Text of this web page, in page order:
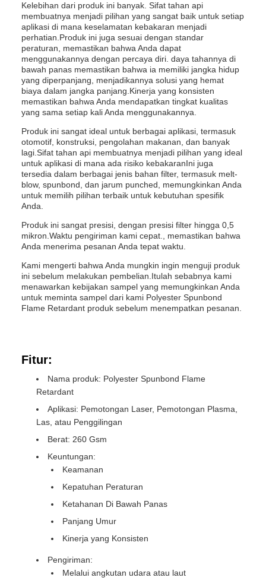
Kelebihan dari produk ini banyak. Sifat tahan api
membuatnya menjadi pilihan yang sangat baik untuk setiap
aplikasi di mana keselamatan kebakaran menjadi
perhatian.Produk ini juga sesuai dengan standar
peraturan, memastikan bahwa Anda dapat
menggunakannya dengan percaya diri. daya tahannya di
bawah panas memastikan bahwa ia memiliki jangka hidup
yang diperpanjang, menjadikannya solusi yang hemat
biaya dalam jangka panjang.Kinerja yang konsisten
memastikan bahwa Anda mendapatkan tingkat kualitas
yang sama setiap kali Anda menggunakannya.
Produk ini sangat ideal untuk berbagai aplikasi, termasuk
otomotif, konstruksi, pengolahan makanan, dan banyak
lagi.Sifat tahan api membuatnya menjadi pilihan yang ideal
untuk aplikasi di mana ada risiko kebakaranIni juga
tersedia dalam berbagai jenis bahan filter, termasuk melt-
blow, spunbond, dan jarum punched, memungkinkan Anda
untuk memilih pilihan terbaik untuk kebutuhan spesifik
Anda.
Produk ini sangat presisi, dengan presisi filter hingga 0,5
mikron.Waktu pengiriman kami cepat., memastikan bahwa
Anda menerima pesanan Anda tepat waktu.
Kami mengerti bahwa Anda mungkin ingin menguji produk
ini sebelum melakukan pembelian.Itulah sebabnya kami
menawarkan kebijakan sampel yang memungkinkan Anda
untuk meminta sampel dari kami Polyester Spunbond
Flame Retardant produk sebelum menempatkan pesanan.
Fitur:
Nama produk: Polyester Spunbond Flame
Retardant
Aplikasi: Pemotongan Laser, Pemotongan Plasma,
Las, atau Penggilingan
Berat: 260 Gsm
Keuntungan:
Keamanan
Kepatuhan Peraturan
Ketahanan Di Bawah Panas
Panjang Umur
Kinerja yang Konsisten
Pengiriman:
Melalui angkutan udara atau laut